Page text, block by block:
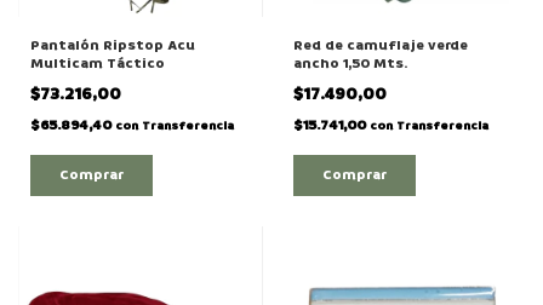
Pantalón Ripstop Acu
Multicam Táctico
$73.216,00
$65.894,40 con Transferencia
Comprar
Red de camuflaje verde
ancho 1,50 Mts.
$17.490,00
$15.741,00 con Transferencia
Comprar